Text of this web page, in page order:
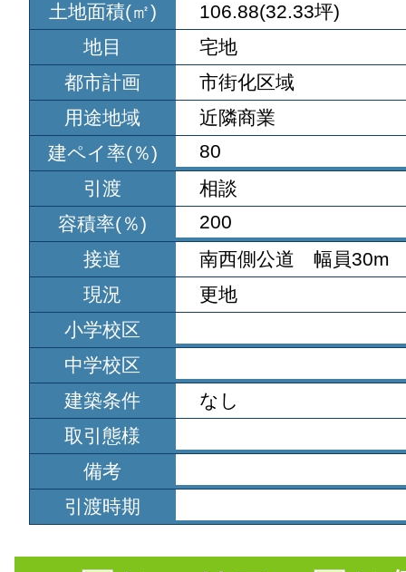
土地面積(㎡)
106.88(32.33坪)
地目
宅地
都市計画
市街化区域
用途地域
近隣商業
建ペイ率(％)
80
引渡
相談
容積率(％)
200
接道
南西側公道 幅員30m
現況
更地
小学校区
中学校区
建築条件
なし
取引態様
備考
引渡時期